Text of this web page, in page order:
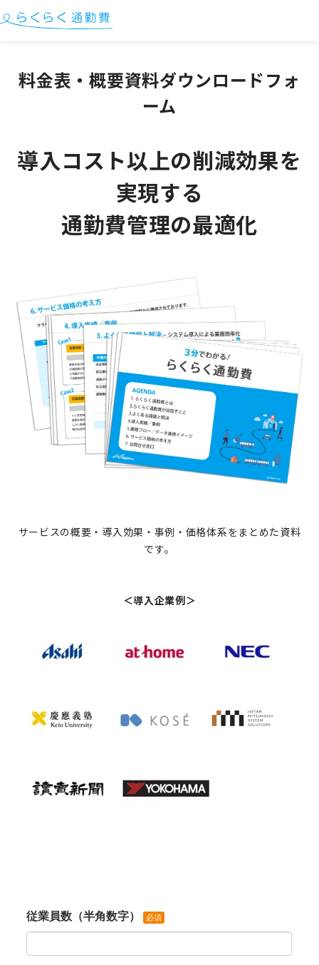
料金表・概要資料ダウンロードフォ
ーム
導入コスト以上の削減効果を
実現する
通勤費管理の最適化
サービスの概要・導入効果・事例・価格体系をまとめた資料
です。
＜導入企業例＞